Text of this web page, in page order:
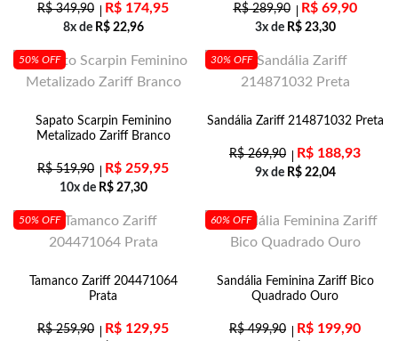
R$349,90 R$ 174,95
8x de R$22,96
R$289,90 R$69,90
3x de R$23,30
50% OFF
Sapato Scarpin Feminino
Metalizado Zariff Branco
R$519,90 R$ 259,95
10x de R$27,30
30% OFF
Sandália Zariff 214871032 Preta
R$269,90 R$ 188,93
9x de R$22,04
50% OFF
Tamanco Zariff 204471064
Prata
R$259,90 R$ 129,95
60% OFF
Sandália Feminina Zariff Bico
Quadrado Ouro
R$499,90 R$ 199,90